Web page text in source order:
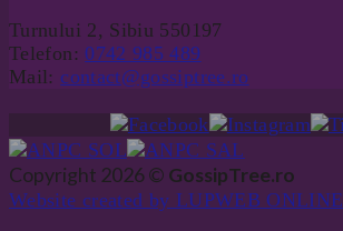
Turnului 2, Sibiu 550197
Telefon: 0742 985 489
Mail: contact@gossiptree.ro
Copyright 2026 © GossipTree.ro
Website created by LUPWEB ONLINE